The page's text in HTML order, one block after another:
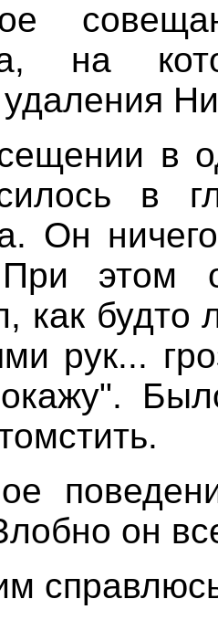
на
в
в
Он
этом
как
рук...
он